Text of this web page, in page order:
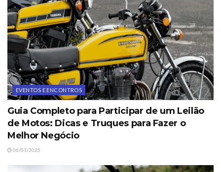
EVENTOS E ENCONTROS
Guia Completo para Participar de um Leilão
de Motos: Dicas e Truques para Fazer o
Melhor Negócio
06/01/2025